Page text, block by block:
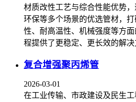
材质改性工艺与综合性能优势，
环保等多个场景的优选管材，
性、耐高温性、机械强度等方
程提供了更稳定、更长效的解
复合增强聚丙烯管
2026-03-01
在工业传输、市政建设及民生